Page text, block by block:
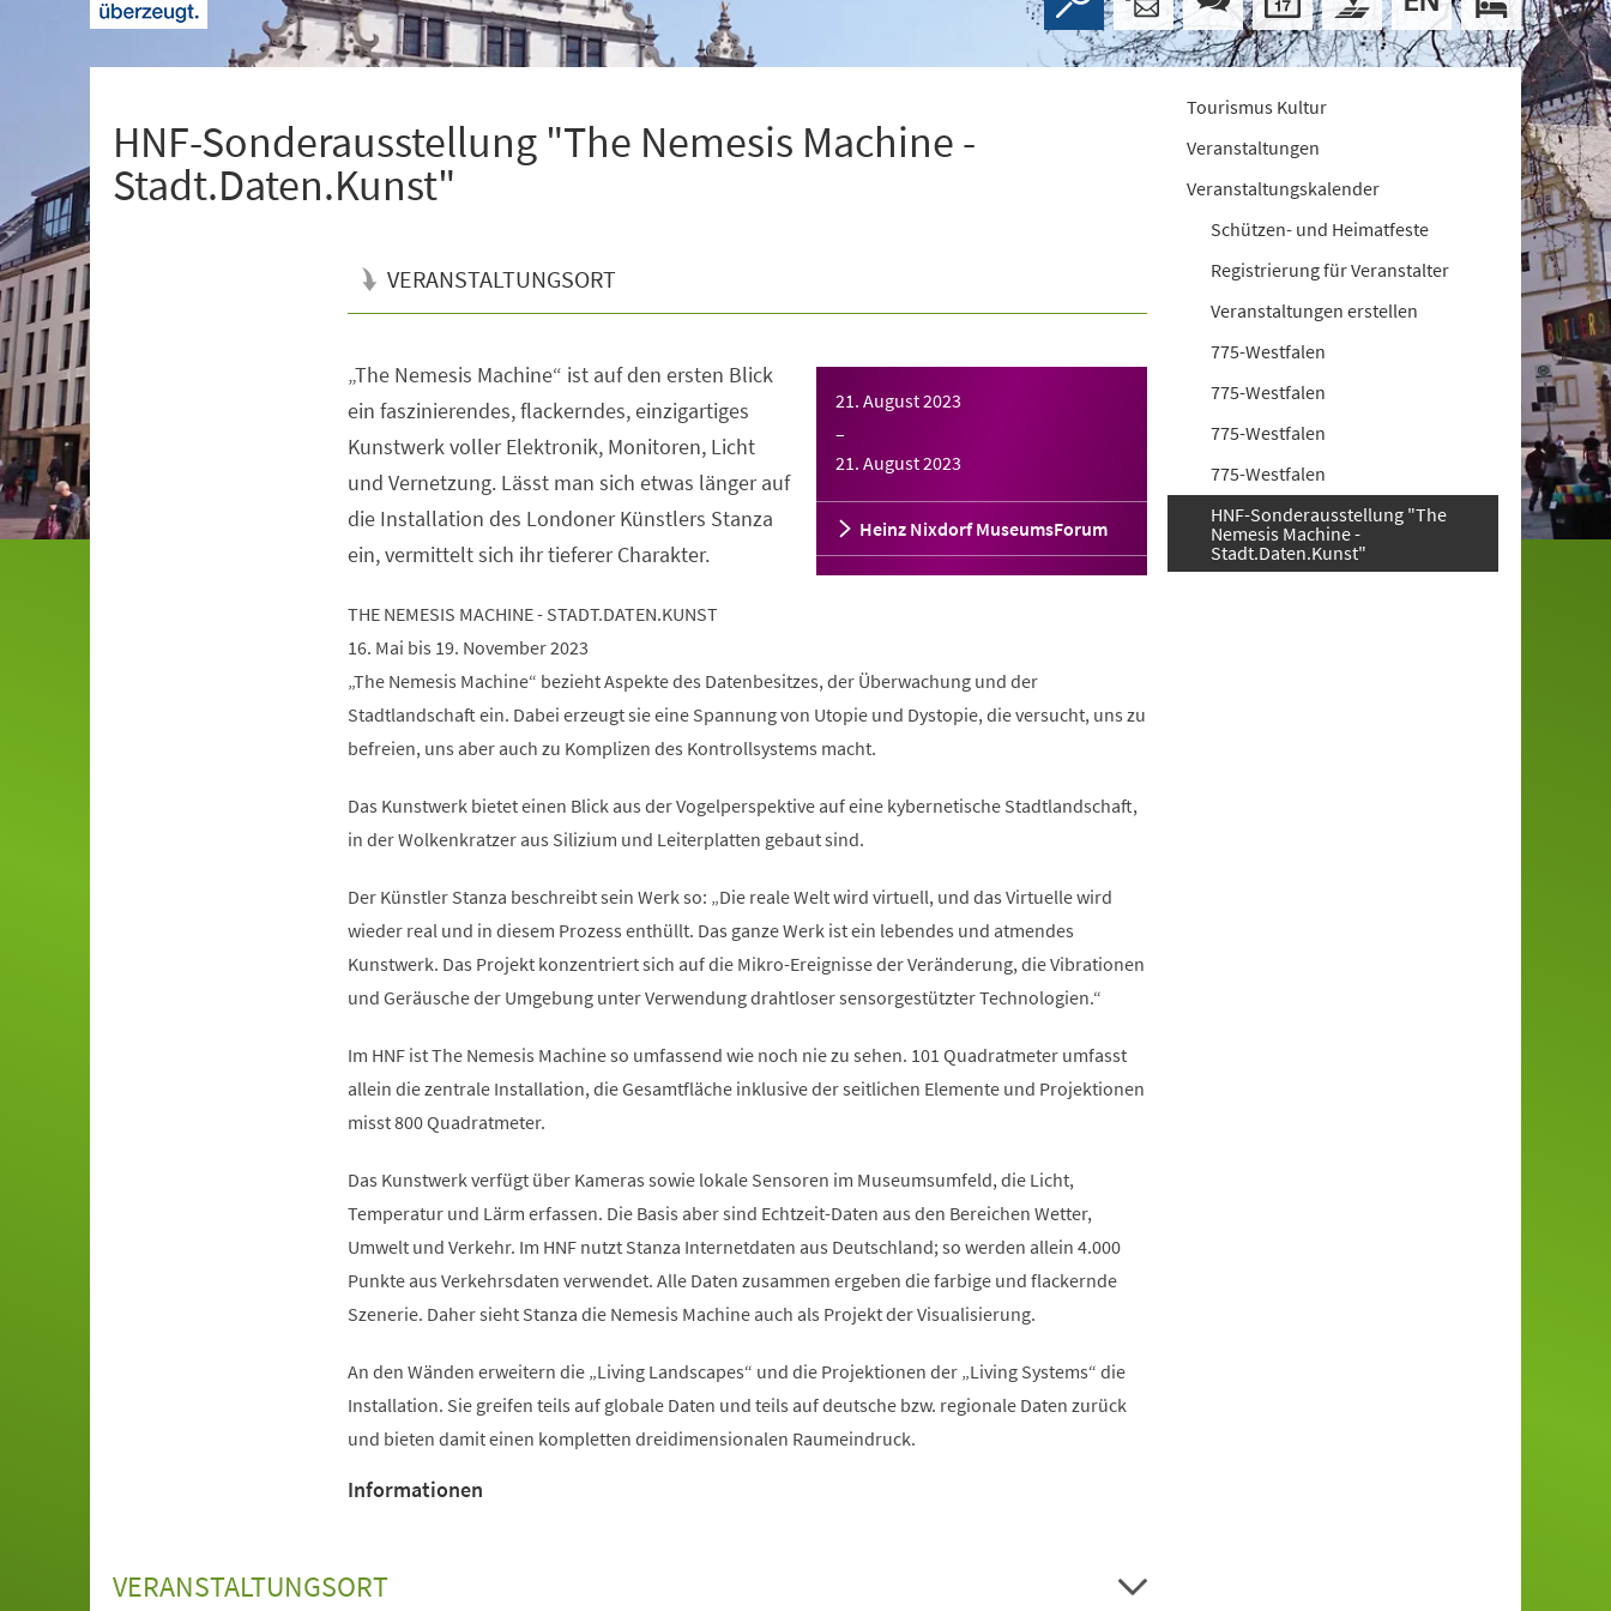
HNF-Sonderausstellung "The Nemesis Machine -
Stadt.Daten.Kunst"
VERANSTALTUNGSORT
21. August 2023
–
21. August 2023
Heinz Nixdorf MuseumsForum
„The Nemesis Machine“ ist auf den ersten Blick
ein faszinierendes, flackerndes, einzigartiges
Kunstwerk voller Elektronik, Monitoren, Licht
und Vernetzung. Lässt man sich etwas länger auf
die Installation des Londoner Künstlers Stanza
ein, vermittelt sich ihr tieferer Charakter.
THE NEMESIS MACHINE - STADT.DATEN.KUNST
16. Mai bis 19. November 2023
„The Nemesis Machine“ bezieht Aspekte des Datenbesitzes, der Überwachung und der
Stadtlandschaft ein. Dabei erzeugt sie eine Spannung von Utopie und Dystopie, die versucht, uns zu
befreien, uns aber auch zu Komplizen des Kontrollsystems macht.
Das Kunstwerk bietet einen Blick aus der Vogelperspektive auf eine kybernetische Stadtlandschaft,
in der Wolkenkratzer aus Silizium und Leiterplatten gebaut sind.
Der Künstler Stanza beschreibt sein Werk so: „Die reale Welt wird virtuell, und das Virtuelle wird
wieder real und in diesem Prozess enthüllt. Das ganze Werk ist ein lebendes und atmendes
Kunstwerk. Das Projekt konzentriert sich auf die Mikro-Ereignisse der Veränderung, die Vibrationen
und Geräusche der Umgebung unter Verwendung drahtloser sensorgestützter Technologien.“
Im HNF ist The Nemesis Machine so umfassend wie noch nie zu sehen. 101 Quadratmeter umfasst
allein die zentrale Installation, die Gesamtfläche inklusive der seitlichen Elemente und Projektionen
misst 800 Quadratmeter.
Das Kunstwerk verfügt über Kameras sowie lokale Sensoren im Museumsumfeld, die Licht,
Temperatur und Lärm erfassen. Die Basis aber sind Echtzeit-Daten aus den Bereichen Wetter,
Umwelt und Verkehr. Im HNF nutzt Stanza Internetdaten aus Deutschland; so werden allein 4.000
Punkte aus Verkehrsdaten verwendet. Alle Daten zusammen ergeben die farbige und flackernde
Szenerie. Daher sieht Stanza die Nemesis Machine auch als Projekt der Visualisierung.
An den Wänden erweitern die „Living Landscapes“ und die Projektionen der „Living Systems“ die
Installation. Sie greifen teils auf globale Daten und teils auf deutsche bzw. regionale Daten zurück
und bieten damit einen kompletten dreidimensionalen Raumeindruck.
Informationen
VERANSTALTUNGSORT
Tourismus Kultur
Veranstaltungen
Veranstaltungskalender
Schützen- und Heimatfeste
Registrierung für Veranstalter
Veranstaltungen erstellen
775-Westfalen
775-Westfalen
775-Westfalen
775-Westfalen
HNF-Sonderausstellung "The
Nemesis Machine -
Stadt.Daten.Kunst"